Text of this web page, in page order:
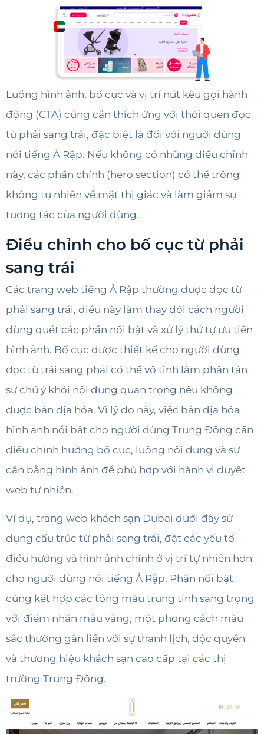
Luồng hình ảnh, bố cục và vị trí nút kêu gọi hành
động (CTA) cũng cần thích ứng với thói quen đọc
từ phải sang trái, đặc biệt là đối với người dùng
nói tiếng Ả Rập. Nếu không có những điều chỉnh
này, các phần chính (hero section) có thể trông
không tự nhiên về mặt thị giác và làm giảm sự
tương tác của người dùng.
Điều chỉnh cho bố cục từ phải
sang trái
Các trang web tiếng Ả Rập thường được đọc từ
phải sang trái, điều này làm thay đổi cách người
dùng quét các phần nổi bật và xử lý thứ tự ưu tiên
hình ảnh. Bố cục được thiết kế cho người dùng
đọc từ trái sang phải có thể vô tình làm phân tán
sự chú ý khỏi nội dung quan trọng nếu không
được bản địa hóa. Vì lý do này, việc bản địa hóa
hình ảnh nổi bật cho người dùng Trung Đông cần
điều chỉnh hướng bố cục, luồng nội dung và sự
cân bằng hình ảnh để phù hợp với hành vi duyệt
web tự nhiên.
Ví dụ, trang web khách sạn Dubai dưới đây sử
dụng cấu trúc từ phải sang trái, đặt các yếu tố
điều hướng và hình ảnh chính ở vị trí tự nhiên hơn
cho người dùng nói tiếng Ả Rập. Phần nổi bật
cũng kết hợp các tông màu trung tính sang trọng
với điểm nhấn màu vàng, một phong cách màu
sắc thường gắn liền với sự thanh lịch, độc quyền
và thương hiệu khách sạn cao cấp tại các thị
trường Trung Đông.